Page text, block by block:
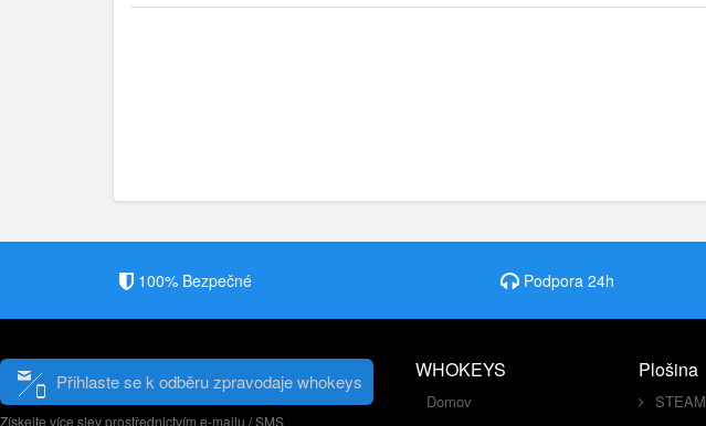
100% Bezpečné Podpora 24h
Přihlaste se k odběru zpravodaje whokeys
Získejte více slev prostřednictvím e-mailu / SMS
WHOKEYS
Domov
Plošina
STEAM